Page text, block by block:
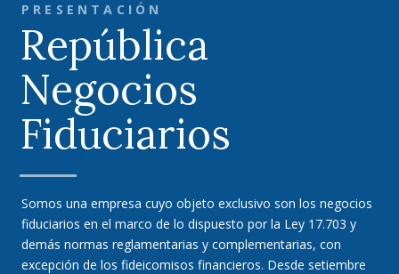
PRESENTACIÓN
República
Negocios
Fiduciarios
Somos una empresa cuyo objeto exclusivo son los negocios
fiduciarios en el marco de lo dispuesto por la Ley 17.703 y
demás normas reglamentarias y complementarias, con
excepción de los fideicomisos financieros. Desde setiembre